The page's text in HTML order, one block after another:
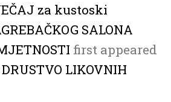
za kustoski
SALONA
first appeared
LIKOVNIH